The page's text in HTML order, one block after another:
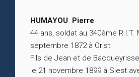
HUMAYOU Pierre
44 ans, soldat au 340ème R.I.T.
septembre 1872 à Orist
Fils de Jean et de
le 21 novembre 1899 à Siest